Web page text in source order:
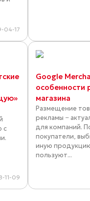
04-17
с
11-09
Google
особенности
магазина
Размещение
рекламы −
для компаний.
покупатели,
иную
пользуют...